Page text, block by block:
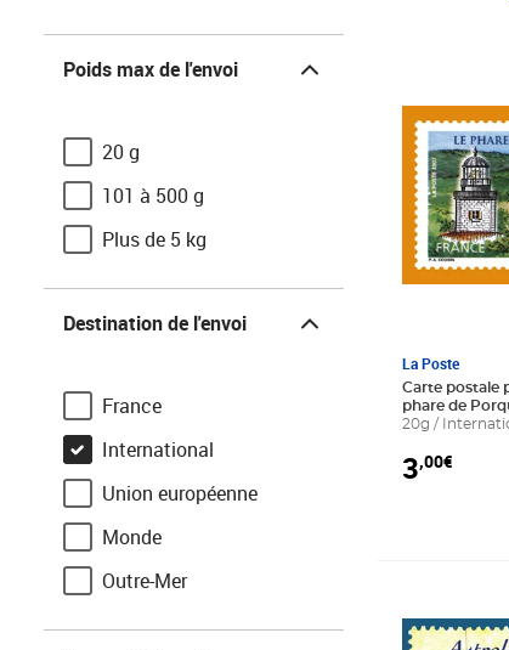
Poids max de l'envoi
20 g
101 à 500 g
Plus de 5 kg
Destination de l'envoi
France
International
Union européenne
Monde
Outre-Mer
La Poste
Carte postale
phare de
International
20g /
3,00€